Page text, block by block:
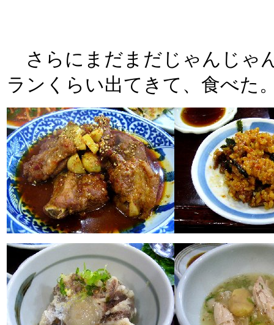
さらにまだまだじゃんじゃ
ランくらい出てきて、食べた